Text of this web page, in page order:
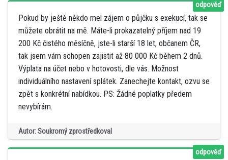
Pokud by ještě někdo mel zájem o půjčku s exekucí, tak se
můžete obrátit na mě. Máte-li prokazatelný příjem nad 19
200 Kč čistého měsíčně, jste-li starší 18 let, občanem ČR,
tak jsem vám schopen zajistit až 80 000 Kč během 2 dnů.
Výplata na účet nebo v hotovosti, dle vás. Možnost
individuálního nastavení splátek. Zanechejte kontakt, ozvu se
zpět s konkrétní nabídkou. PS: Žádné poplatky předem
nevybírám.
Autor: Soukromý zprostředkoval
odpověď
odpověď